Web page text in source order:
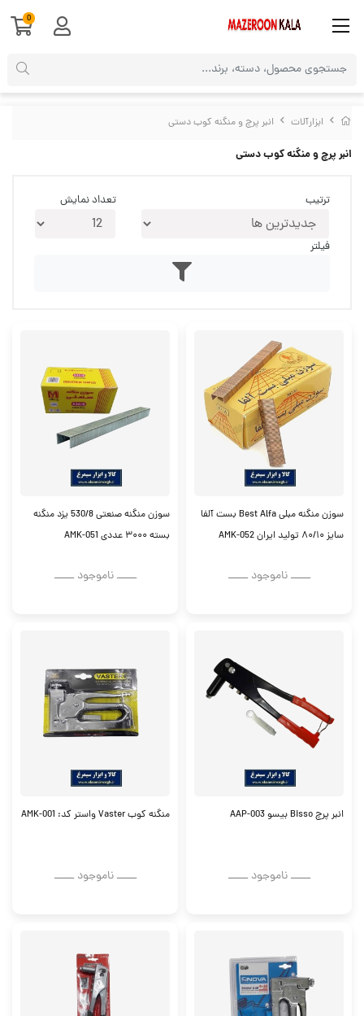
ابزارآلات انبر پرچ و منگنه کوب دستی
انبر پرچ و منگنه کوب دستی
ترتیب تعداد نمایش
فیلتر
سوزن منگنه مبلی Best Alfa بست آلفا
سایز ۸۰/۱۰ تولید ایران AMK-052
ــــــ ناموجود ــــــ
سوزن منگنه صنعتی 530/8 یزد منگنه
بسته ۳۰۰۰ عددی AMK-051
ــــــ ناموجود ــــــ
انبر پرچ Bisso بیسو AAP-003
ــــــ ناموجود ــــــ
منگنه کوب Vaster واستر کد: AMK-001
ــــــ ناموجود ــــــ
0